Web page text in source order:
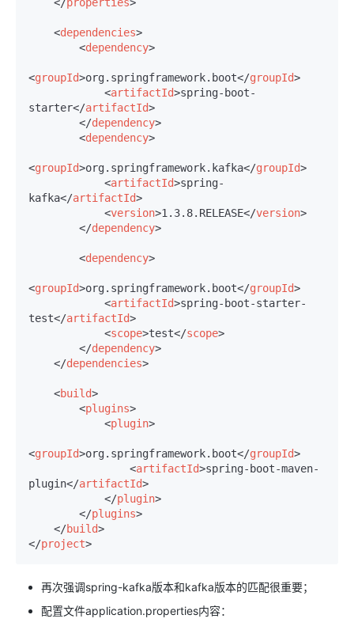
<dependencies>
<dependency>
<groupId>org.springframework.boot</groupId>
<artifactId>spring-boot-
starter</artifactId>
</dependency>
<dependency>
<groupId>org.springframework.kafka</groupId>
<artifactId>spring-
kafka</artifactId>
<version>1.3.8.RELEASE</version>
</dependency>
<dependency>
<groupId>org.springframework.boot</groupId>
<artifactId>spring-boot-starter-
test</artifactId>
<scope>test</scope>
</dependency>
</dependencies>
<build>
<plugins>
<plugin>
<groupId>org.springframework.boot</groupId>
<artifactId>spring-boot-maven-
plugin</artifactId>
</plugin>
</plugins>
</build>
</project>
再次强调spring-kafka版本和kafka版本的匹配很重要；
配置文件application.properties内容：